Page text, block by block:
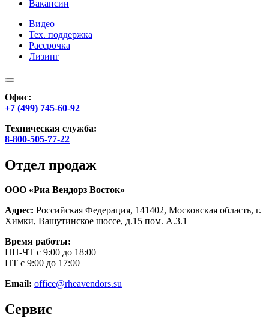
Вакансии
Видео
Тех. поддержка
Рассрочка
Лизинг
Офис:
+7 (499) 745-60-92
Техническая служба:
8-800-505-77-22
Отдел продаж
ООО «Риа Вендорз Восток»
Адрес: Российская Федерация, 141402, Московская область, г.
Химки, Вашутинское шоссе, д.15 пом. А.3.1
Время работы:
ПН-ЧТ с 9:00 до 18:00
ПТ с 9:00 до 17:00
Email: office@rheavendors.su
Сервис